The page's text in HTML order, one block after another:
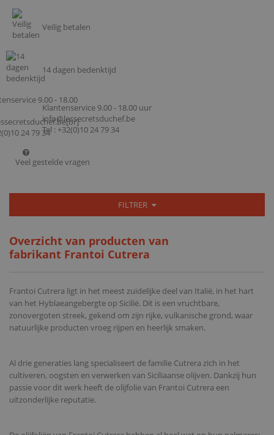
Veilig betalen
14 dagen bedenktijd
Klantenservice 9.00 - 18.00 uur
info@lessecretsduchef.be
Tel : +32(0)10 24 79 34
Veel gestelde vragen
FILTRER
Overzicht van producten van
fabrikant Frantoi Cutrera
Frantoi Cutrera ligt in het meest zuidelijke deel van Italië, in het hart
van het Hyblaeangebergte op Sicilië. Dit is een vruchtbare,
zonovergoten streek, gekend om zijn rijke, vulkanische grond, waar
natuurlijke producten vroeg rijpen en heerlijk smaken.
Al drie generaties lang specialiseert de familie Cutrera zich in het
cultiveren, oogsten en verwerken van Siciliaanse olijven. Dankzij hun
passie voor dit werk heeft de olijfolie van Frantoi Cutrera een
uitzonderlijke reputatie.